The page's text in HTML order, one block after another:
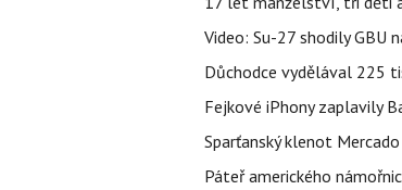
Video: Su-27 shodily GBU
Důchodce vydělával 225
Fejkové iPhony zaplavily
Sparťanský klenot
Páteř amerického